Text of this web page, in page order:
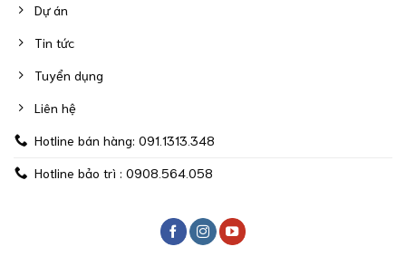
Dự án
Tin tức
Tuyển dụng
Liên hệ
Hotline bán hàng: 091.1313.348
Hotline bảo trì : 0908.564.058